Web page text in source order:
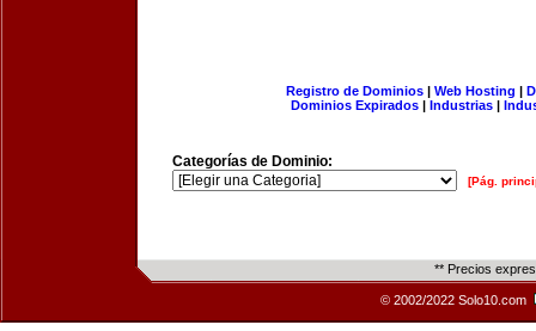
Registro de Dominios| Web Hosting |
Dominios Expirados | Industrias |
Categorías de Dominio:
[Pág.
** Precios
© 2002/2022 Solo10.com